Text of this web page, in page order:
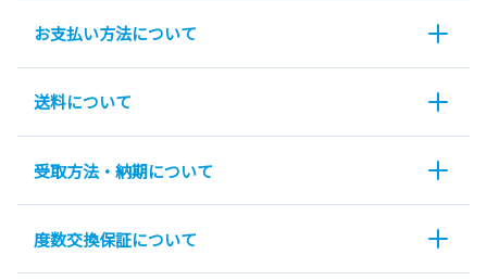
お支払い方法について
送料について
受取方法・納期について
度数交換保証について